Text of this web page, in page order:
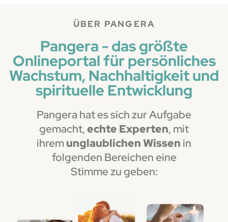
ÜBER PANGERA
Pangera - das größte
Onlineportal für persönliches
Wachstum, Nachhaltigkeit und
spirituelle Entwicklung
Pangera hat es sich zur Aufgabe
gemacht,echte Experten, mit
ihremunglaublichen Wissen in
folgenden Bereichen eine
Stimme zu geben: